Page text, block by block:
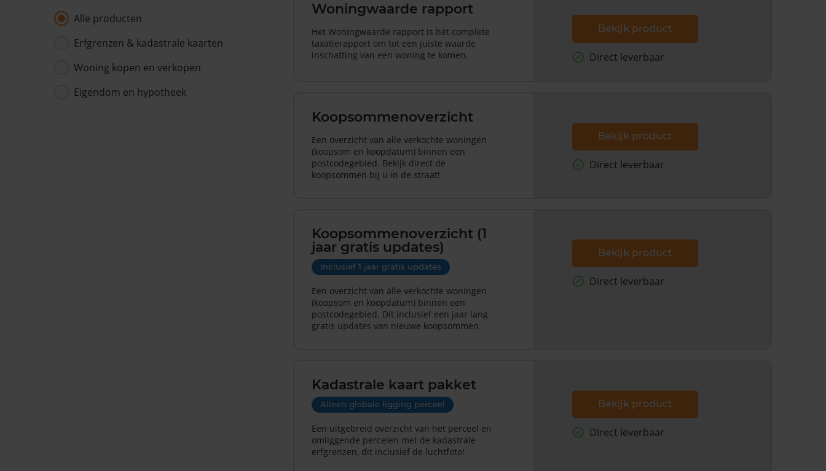
Alle producten
Erfgrenzen & kadastrale kaarten
Woning kopen en verkopen
Eigendom en hypotheek
Woningwaarde rapport
Het Woningwaarde rapport is hét complete
taxatierapport om tot een juiste waarde
inschatting van een woning te komen.
Bekijk product
Direct leverbaar
Koopsommenoverzicht
Een overzicht van alle verkochte woningen
(koopsom en koopdatum) binnen een
postcodegebied. Bekijk direct de
koopsommen bij u in de straat!
Bekijk product
Direct leverbaar
Koopsommenoverzicht (1
jaar gratis updates)
Inclusief 1 jaar gratis updates
Een overzicht van alle verkochte woningen
(koopsom en koopdatum) binnen een
postcodegebied. Dit inclusief een jaar lang
gratis updates van nieuwe koopsommen.
Bekijk product
Direct leverbaar
Kadastrale kaart pakket
Alleen globale ligging perceel
Een uitgebreid overzicht van het perceel en
omliggende percelen met de kadastrale
erfgrenzen, dit inclusief de luchtfoto!
Bekijk product
Direct leverbaar